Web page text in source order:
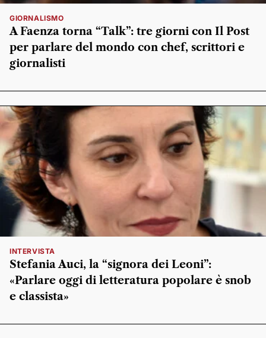
GIORNALISMO
A Faenza torna “Talk”: tre giorni con Il Post
per parlare del mondo con chef, scrittori e
giornalisti
INTERVISTA
Stefania Auci, la “signora dei Leoni”:
«Parlare oggi di letteratura popolare è snob
e classista»